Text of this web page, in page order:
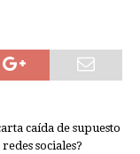
caída de supuesto
sociales?